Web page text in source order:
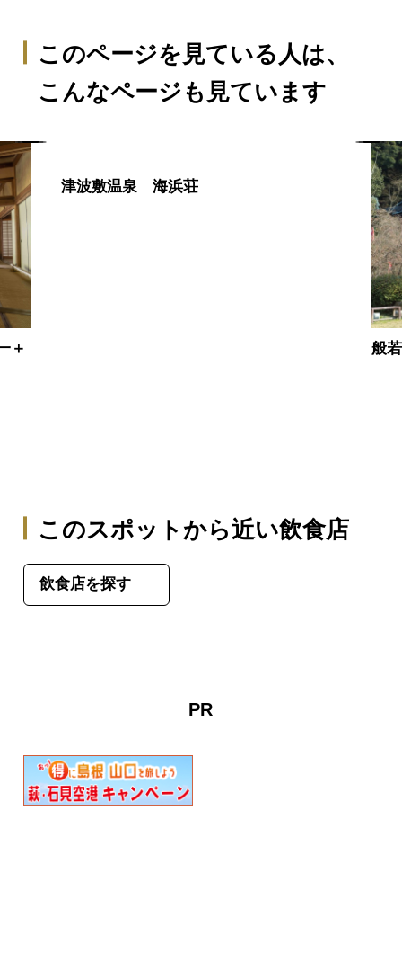
このページを見ている人は、
こんなページも見ています
＋
津波敷温泉 海浜荘
般
このスポットから近い飲食店
飲食店を探す
PR